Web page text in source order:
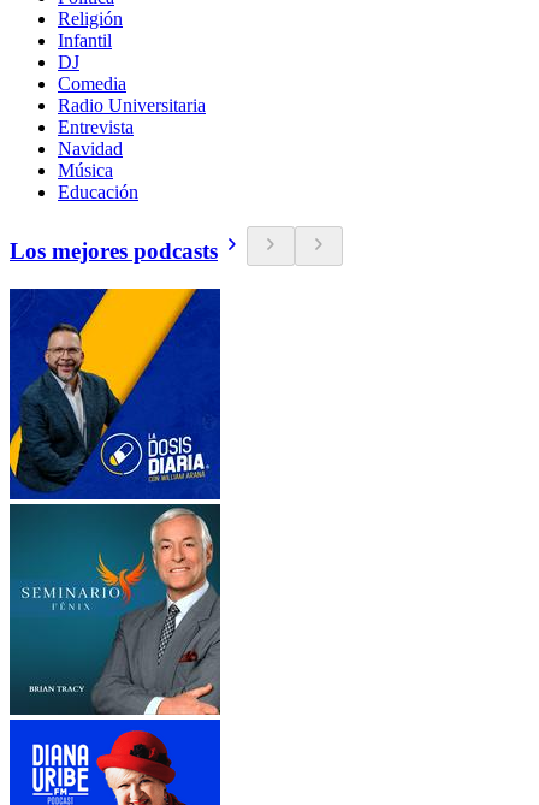
Religión
Infantil
DJ
Comedia
Radio Universitaria
Entrevista
Navidad
Música
Educación
Los mejores podcasts